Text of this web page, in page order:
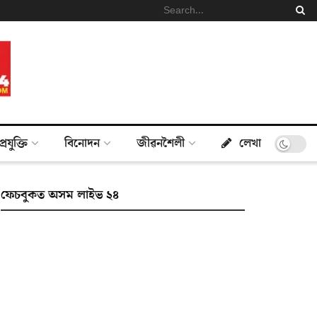
প্ৰযুক্তি বিনোদন জীৱনশৈলী লেখা
ফেচবুকত অসম লাইভ ২৪